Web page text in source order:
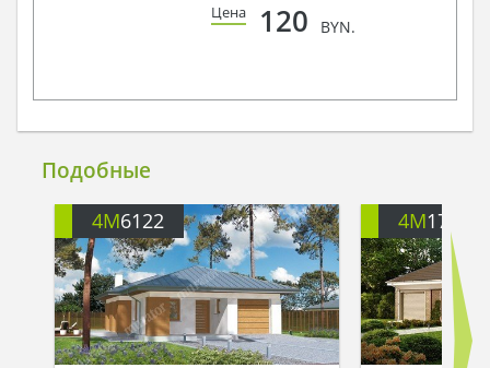
Цена 120 BYN.
Подобные
4M6122 4M176